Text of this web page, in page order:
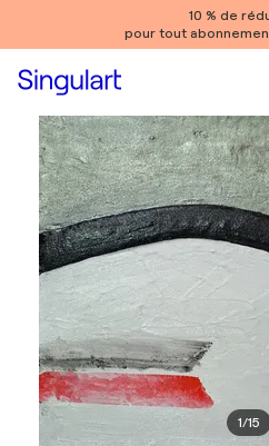
10 % de
pour tout
1/15